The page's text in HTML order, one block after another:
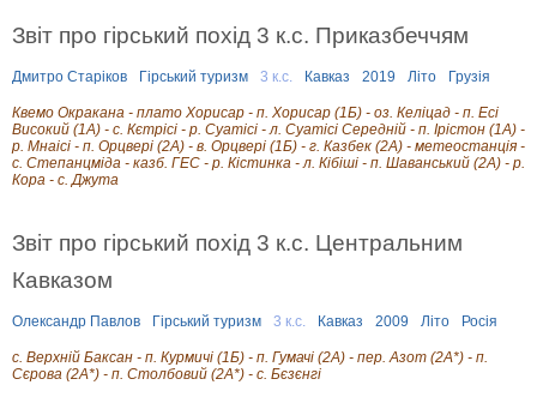
Звіт про гірський похід 3 к.с. Приказбеччям
Дмитро Старіков Гірський туризм 3 к.с. Кавказ 2019 Літо Грузія
Квемо Окракана - плато Хорисар - п. Хорисар (1Б) - оз. Келіцад - п. Есі
Високий (1А) - с. Кєтрісі - р. Суатісі - л. Суатісі Серeдній - п. Ірістон (1А) -
р. Мнаісі - п. Орцвері (2А) - в. Орцвері (1Б) - г. Казбек (2А) - метеостанція -
с. Степанцміда - казб. ГЕС - р. Кістинка - л. Кібіші - п. Шаванський (2А) - р.
Кора - с. Джута
Звіт про гірський похід 3 к.с. Центральним
Кавказом
Олександр Павлов Гірський туризм 3 к.с. Кавказ 2009 Літо Росія
c. Верхній Баксан - п. Курмичі (1Б) - п. Гумачі (2А) - пер. Азот (2А*) - п.
Сєрова (2А*) - п. Столбовий (2А*) - с. Бєзєнгі